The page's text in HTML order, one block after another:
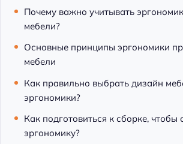
Почему важно учитывать
мебели?
Основные принципы эргономики
мебели
Как правильно выбрать дизайн
эргономики?
Как подготовиться к сборке, чтобы
эргономику?